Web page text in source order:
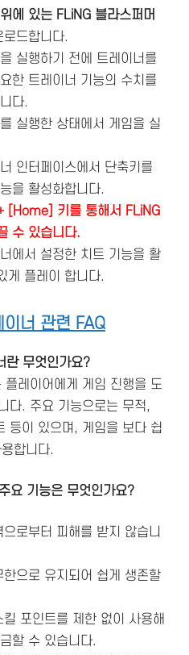
에 있는 FLiNG 블라스퍼머
로드합니다.
실행하기 전에 트레이너를
한 트레이너 기능의 수치를
다.
실행한 상태에서 게임을 실
인터페이스에서 단축키를
을 활성화합니다.
키를 통해서 FLiNG
수 있습니다.
에서 설정한 치트 기능을 활
게 플레이 합니다.
너 관련 FAQ
란 무엇인가요?
레이어에게 게임 진행을 도
다. 주요 기능으로는 무적,
등이 있으며, 게임을 보다 쉽
합니다.
요 기능은 무엇인가요?
로부터 피해를 받지 않습니
으로 유지되어 쉽게 생존할
포인트를 제한 없이 사용해
할 수 있습니다.